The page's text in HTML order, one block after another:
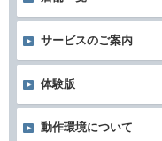
サービスのご案内
体験版
動作環境について